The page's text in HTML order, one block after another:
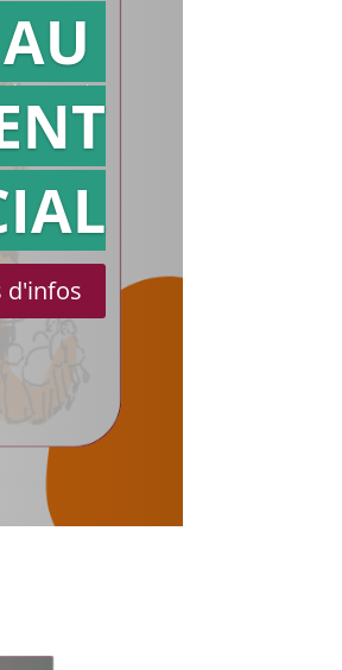
d'infos